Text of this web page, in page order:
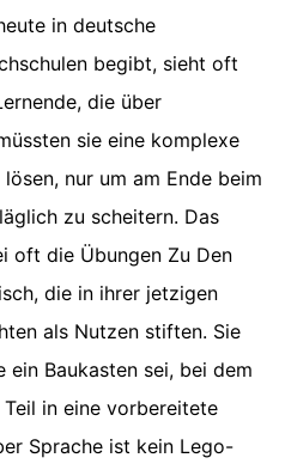
in deutsche
begibt, sieht oft
die über
sie eine komplexe
nur um am Ende beim
zu scheitern. Das
oft die Übungen Zu Den
die in ihrer jetzigen
als Nutzen stiften. Sie
ein Baukasten sei, bei dem
in eine vorbereitete
Sprache ist kein Lego-